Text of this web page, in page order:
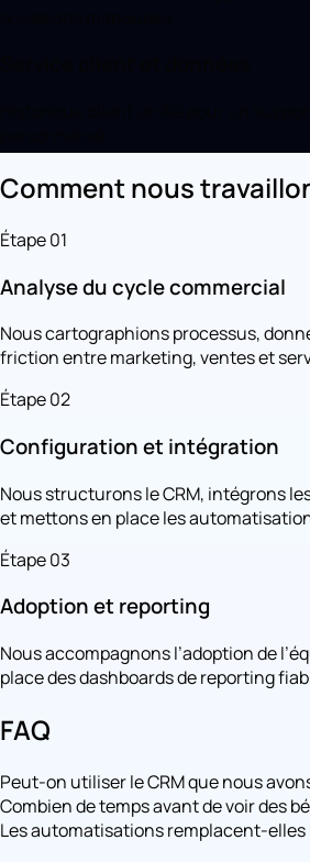
Comment nous
Étape 01
Analyse du cycle commercial
Nous cartographions processus,
friction entre marketing, ventes et
Étape 02
Configuration et intégration
Nous structurons le CRM, intégrons
et mettons en place les
Étape 03
Adoption et reporting
Nous accompagnons l’adoption de
place des dashboards de reporting
FAQ
Peut-on utiliser le CRM que nous
Combien de temps avant de voir des
Les automatisations remplacent-elles